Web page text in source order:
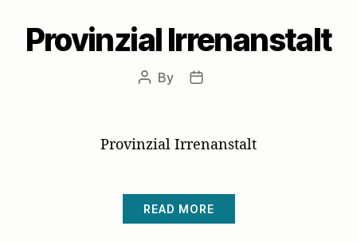
Provinzial Irrenanstalt
Post
By
Post
Provinzial Irrenanstalt
READ MORE